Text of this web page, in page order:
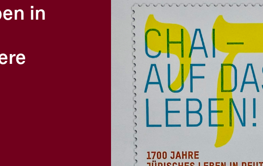
in